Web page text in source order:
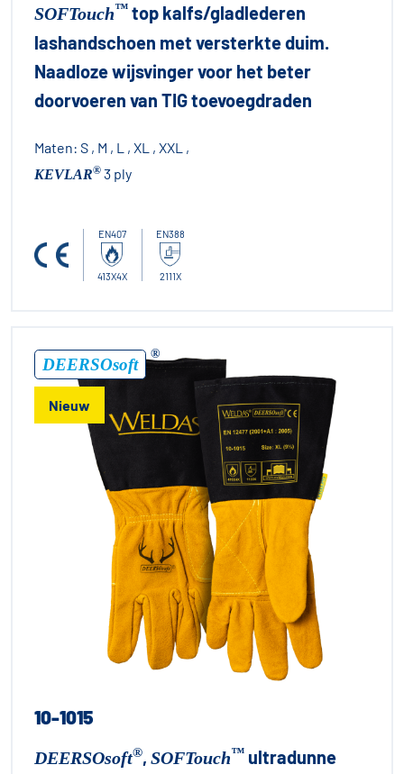
SOFTouch™ top kalfs/gladlederen
lashandschoen met versterkte duim.
Naadloze wijsvinger voor het beter
doorvoeren van TIG toevoegdraden
Maten: S , M , L , XL , XXL ,
KEVLAR® 3 ply
EN407
413X4X
EN388
2111X
DEERSOsoft
®
Nieuw
10-1015
DEERSOsoft®, SOFTouch™ ultradunne